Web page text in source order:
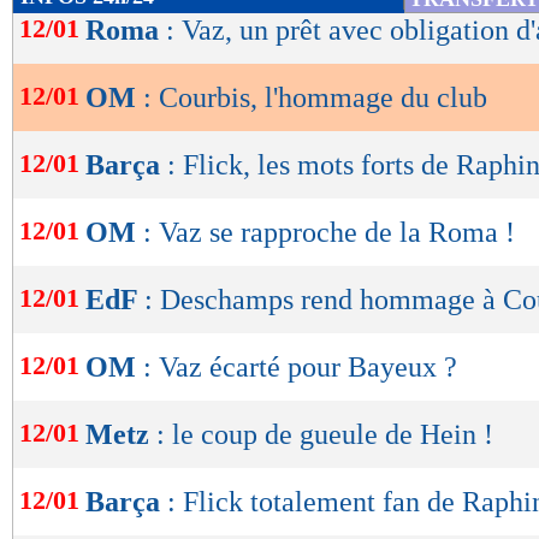
on lire.
Lu 17.702 fois- Damien Da
de
OK
12/01 Roma : Vaz, un prêt avec obligation
12/01 OM : Courbis, l'hommage du club
12/01 Barça : Flick, les mots forts de
12/01 OM : Vaz se rapproche de la Roma !
12/01 EdF : Deschamps rend hommage à
12/01 OM : Vaz écarté pour Bayeux ?
12/01 Metz : le coup de gueule de Hein !
12/01 Barça : Flick totalement fan de